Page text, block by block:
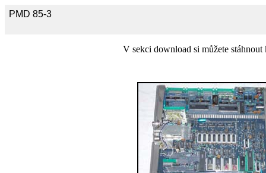
PMD 85-3
V sekci download si můžete